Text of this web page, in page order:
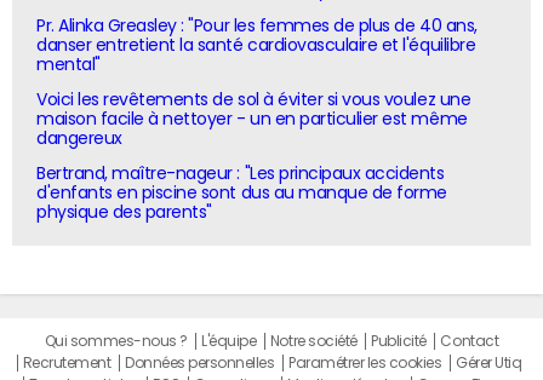
Pr. Alinka Greasley : "Pour les femmes de plus de 40 ans,
danser entretient la santé cardiovasculaire et l'équilibre
mental"
Voici les revêtements de sol à éviter si vous voulez une
maison facile à nettoyer - un en particulier est même
dangereux
Bertrand, maître-nageur : "Les principaux accidents
d'enfants en piscine sont dus au manque de forme
physique des parents"
Qui sommes-nous ? L'équipe Notre société Publicité
Contact
Recrutement
Données personnelles Paramétrer les cookies
Gérer Utiq